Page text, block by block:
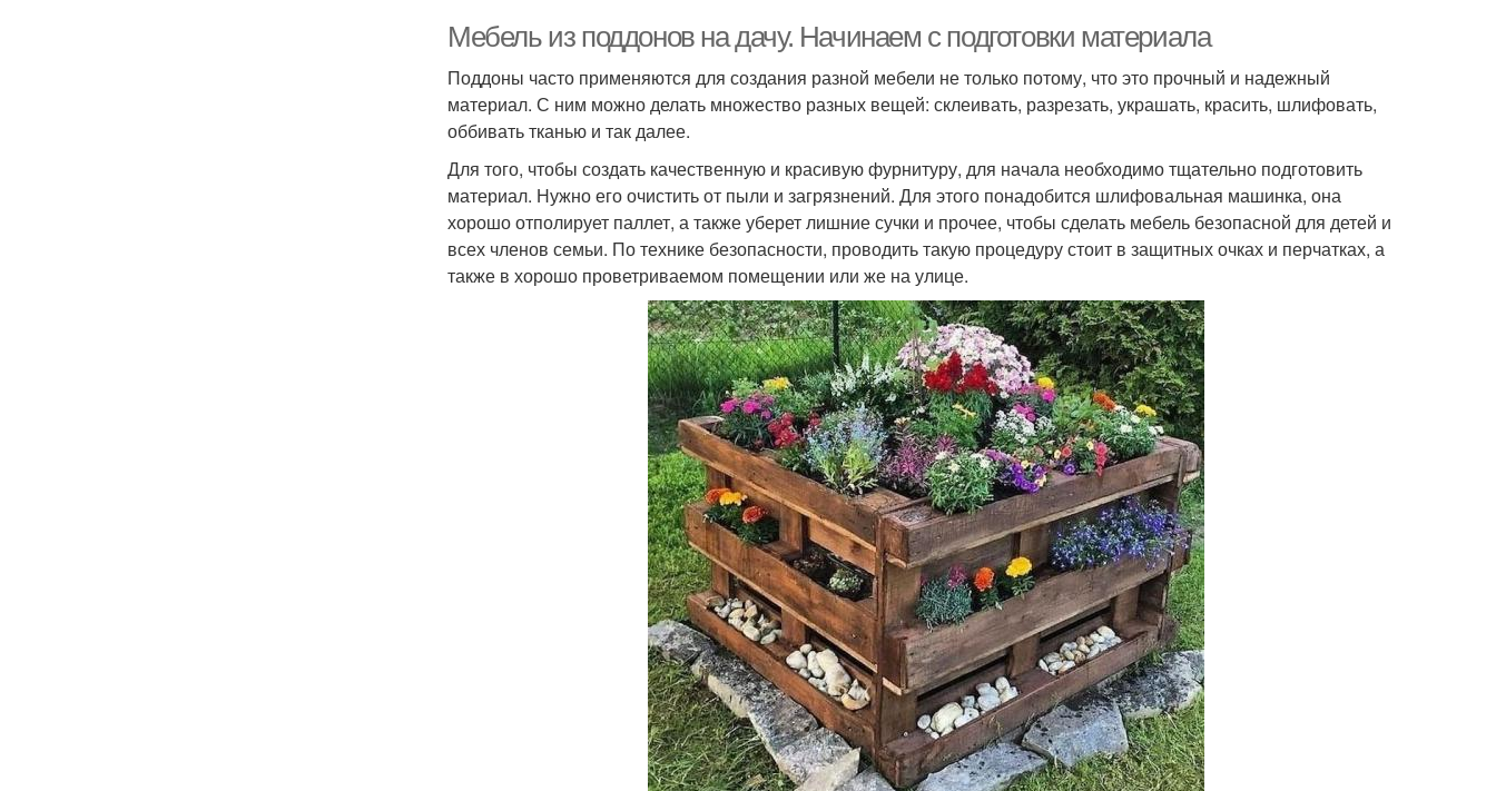
Мебель из поддонов на дачу. Начинаем с подготовки материала
Поддоны часто применяются для создания разной мебели не только потому, что это прочный и надежный
материал. С ним можно делать множество разных вещей: склеивать, разрезать, украшать, красить, шлифовать,
оббивать тканью и так далее.
Для того, чтобы создать качественную и красивую фурнитуру, для начала необходимо тщательно подготовить
материал. Нужно его очистить от пыли и загрязнений. Для этого понадобится шлифовальная машинка, она
хорошо отполирует паллет, а также уберет лишние сучки и прочее, чтобы сделать мебель безопасной для детей и
всех членов семьи. По технике безопасности, проводить такую процедуру стоит в защитных очках и перчатках, а
также в хорошо проветриваемом помещении или же на улице.